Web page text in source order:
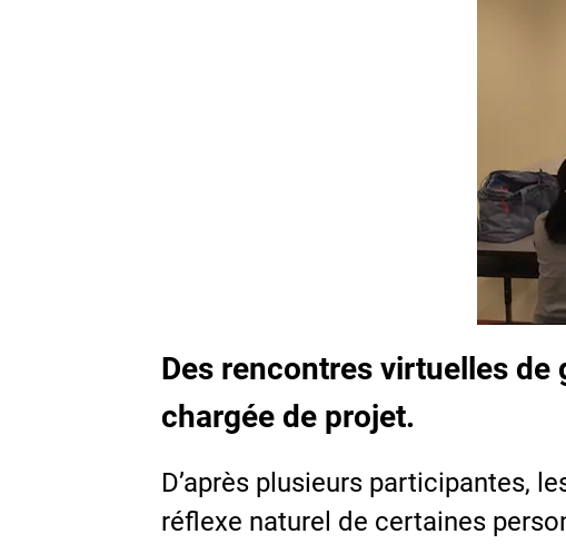
Des rencontres virtuelles de
chargée de projet.
D’après plusieurs participantes,
réflexe naturel de certaines